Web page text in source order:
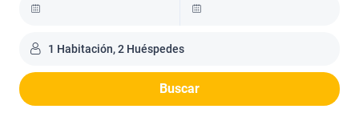
1 Habitación, 2 Huéspedes
Buscar